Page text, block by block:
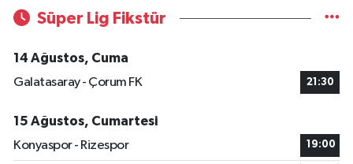
Süper Lig Fikstür
14 Ağustos, Cuma
Galatasaray - Çorum FK
21:30
15 Ağustos, Cumartesi
Konyaspor - Rizespor
19:00